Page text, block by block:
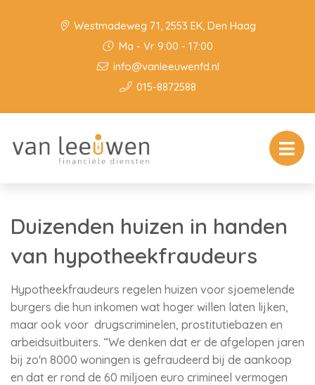
Westmadeweg 71, 2553 EK, Den Haag
Ma - Vr 9:00 - 17:00
info@vanleeuwenfd.nl
015-8872588
Duizenden huizen in handen
van hypotheekfraudeurs
Hypotheekfraudeurs regelen huizen voor sjoemelende
burgers die hun inkomen wat hoger willen laten lijken,
maar ook voor drugscriminelen, prostitutiebazen en
arbeidsuitbuiters. “We denken dat er de afgelopen jaren
bij zo'n 8000 woningen is gefraudeerd bij de aankoop
en dat er rond de 60 miljoen euro crimineel vermogen